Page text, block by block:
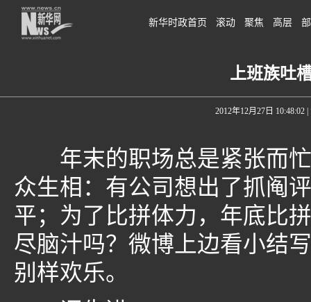
新华时政首页 滚动 聚焦 高层
上班族吐
2012年12月27日 10:48:02|
年末的职场总是紧张而忙
众生相：有公司想出了抓阄
平；为了比拼体力，年底比
尽脑汁吗？微博上边看小结
别样欢乐。